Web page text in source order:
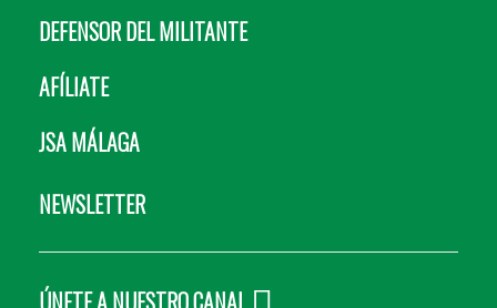
DEFENSOR DEL MILITANTE
AFÍLIATE
JSA MÁLAGA
NEWSLETTER
ÚNETE A NUESTRO CANAL